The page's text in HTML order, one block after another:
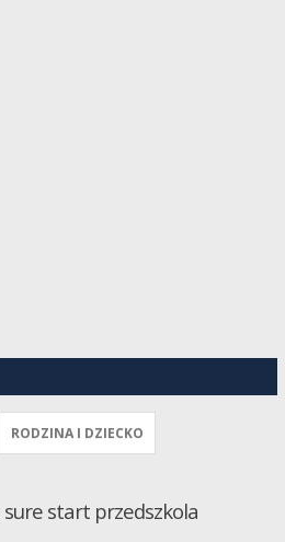
RODZINA I DZIECKO
start przedszkola